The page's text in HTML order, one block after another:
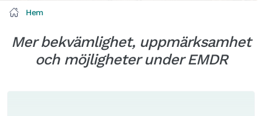
Hem
Mer bekvämlighet, uppmärksamhet
och möjligheter under EMDR